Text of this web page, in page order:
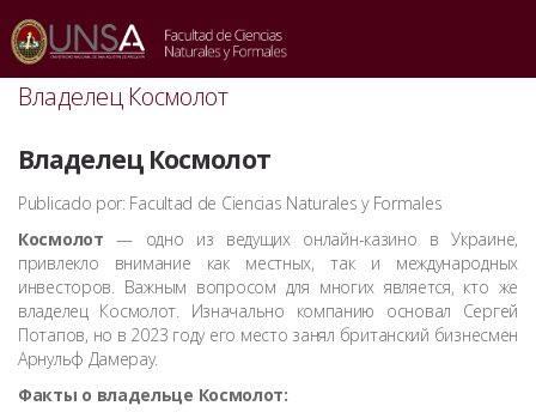
INICIO UNCATEGORIZED4 / ВЛАДЕЛЕЦ КОСМОЛОТ
Владелец Космолот
Владелец Космолот
Publicado por: Facultad de Ciencias Naturales y Formales
Космолот — одно из ведущих онлайн-казино в Украине,
привлекло внимание как местных, так и международных
инвесторов. Важным вопросом для многих является, кто же
владелец Космолот. Изначально компанию основал Сергей
Потапов, но в 2023 году его место занял британский бизнесмен
Арнульф Дамерау.
Факты о владельце Космолот: